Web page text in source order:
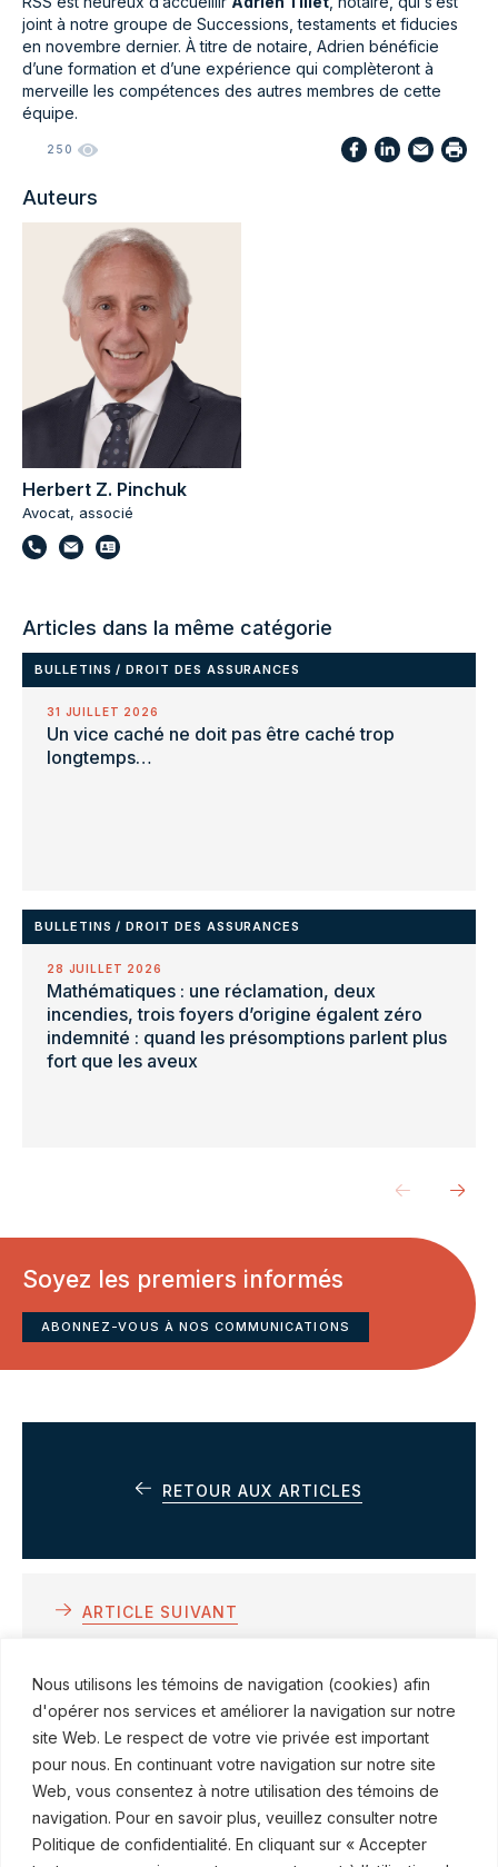
Nous utilisons les témoins de navigation (cookies) afin
d'opérer nos services et améliorer la navigation sur notre
site Web. Le respect de votre vie privée est important
pour nous. En continuant votre navigation sur notre site
Web, vous consentez à notre utilisation des témoins de
navigation. Pour en savoir plus, veuillez consulter notre
Politique de confidentialité. En cliquant sur « Accepter
joint à notre groupe de Successions, testaments et fiducies
en novembre dernier. À titre de notaire, Adrien bénéficie
d’une formation et d’une expérience qui complèteront à
merveille les compétences des autres membres de cette
équipe.
250
Auteurs
Herbert Z. Pinchuk
Avocat, associé
Articles dans la même catégorie
BULLETINS /DROIT DES ASSURANCES
31 JUILLET 2026
Un vice caché ne doit pas être caché trop
longtemps…
BULLETINS /DROIT DES ASSURANCES
28 JUILLET 2026
Mathématiques : une réclamation, deux
incendies, trois foyers d’origine égalent zéro
indemnité : quand les présomptions parlent plus
fort que les aveux
Soyez les premiers informés
ABONNEZ-VOUS À NOS COMMUNICATIONS
RETOUR AUX ARTICLES
ARTICLE SUIVANT
Droit des assurances
© ROBINSON SHEPPARD SHAPIRO S.E.N.C.R.L., 2015–2026